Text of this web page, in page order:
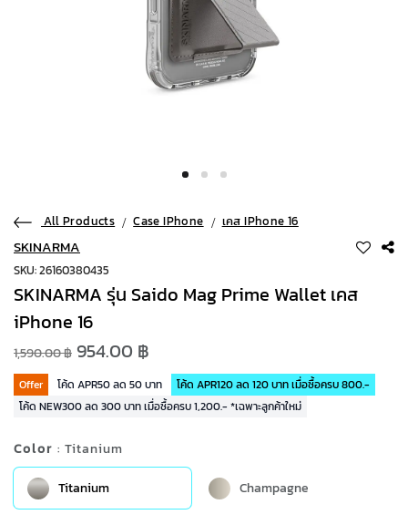
All Products Case IPhone เคส IPhone 16
SKINARMA
SKU: 26160380435
SKINARMA รุ่น Saido Mag Prime Wallet เคส
iPhone 16
1,590.00 ฿ 954.00 ฿
Offer โค้ด APR50 ลด 50 บาท
โค้ด APR120 ลด 120 บาท เมื่อซื้อครบ 800.-
โค้ด NEW300 ลด 300 บาท เมื่อซื้อครบ 1,200.- *เฉพาะลูกค้าใหม่
Color : Titanium
Titanium Champagne